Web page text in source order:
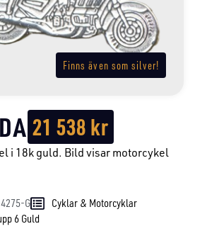
Finns även som silver!
21 538kr
i 18k guld. Bild visar motorcykel
G
Cyklar & Motorcyklar
6 Guld